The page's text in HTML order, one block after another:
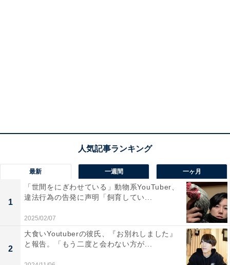
最新 一週間 一ヶ月
1
「世間をにぎわせている」動物系YouTuber、
違法行為の告発に声明「飼育してい...
2025/02/07
2
大食いYoutuberの彼氏、『お別れしました』
と報告。「もう二度と会わない方が...